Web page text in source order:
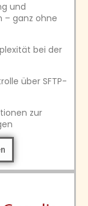
und
– ganz ohne
bei der
über SFTP-
zur